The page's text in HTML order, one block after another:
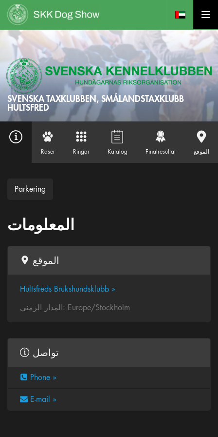
SVENSKA TAXKLUBBEN, SMÅLANDSTAXKLUBB
HULTSFRED
Raser Ringar Katalog Finalresultat الموقع
Parkering
المعلومات
الموقع
Hultsfreds Brukshundsklubb »
المدار الزمني: Europe/Stockholm
تواصل
Phone »
E-mail »